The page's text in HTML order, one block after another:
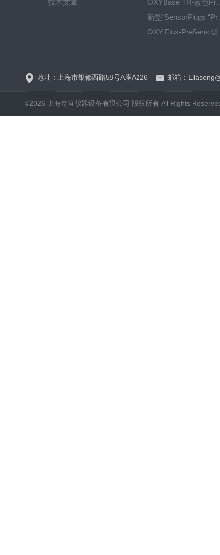
技术文章
OXYBase TR-蓝色
新型
地址：上海市银都西路58号A座A226 邮箱：
©2026 上海奇宜仪器设备有限公司 版权所有 All Rights